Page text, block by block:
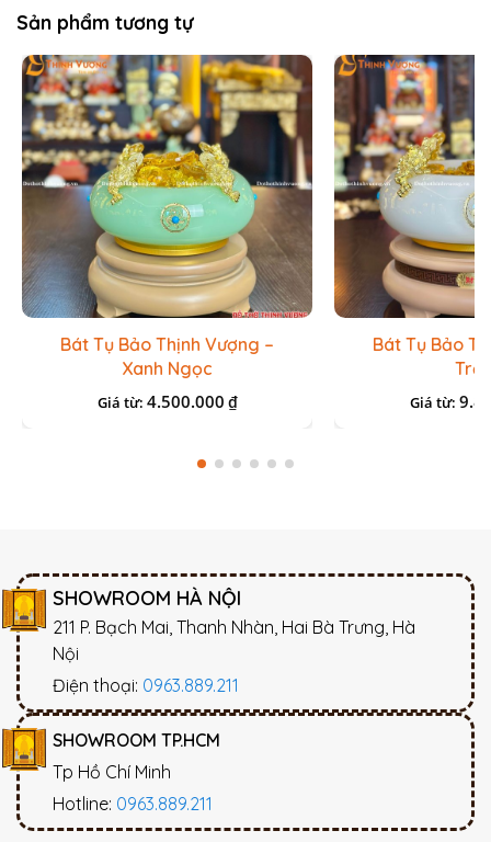
Sản phẩm tương tự
Bát Tụ Bảo Thịnh Vượng –
Xanh Ngọc
Giá từ: 4.500.000 ₫
Bát Tụ Bảo
Giá từ:
SHOWROOM HÀ NỘI
211 P. Bạch Mai, Thanh Nhàn, Hai Bà Trưng, Hà
Nội
Điện thoại: 0963.889.211
SHOWROOM TP.HCM
Tp Hồ Chí Minh
Hotline: 0963.889.211